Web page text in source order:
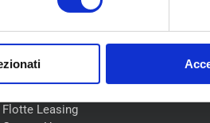
COLLABORAZIONI
Flotte Leasing